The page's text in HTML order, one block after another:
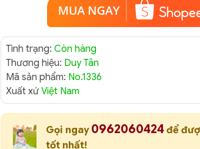
Tình trạng:Còn hàng
Thương hiệu: Duy Tân
Mã sản phẩm: No.1336
Xuất xứViệt Nam
Gọi ngay 0962060424để
tốt nhất!